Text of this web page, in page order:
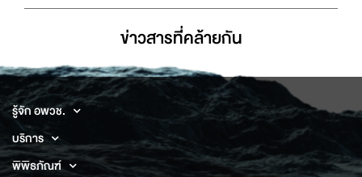
ข่าวสารที่่คล้ายกัน
รู้จัก อพวช.
บริการ
พิพิธภัณฑ์